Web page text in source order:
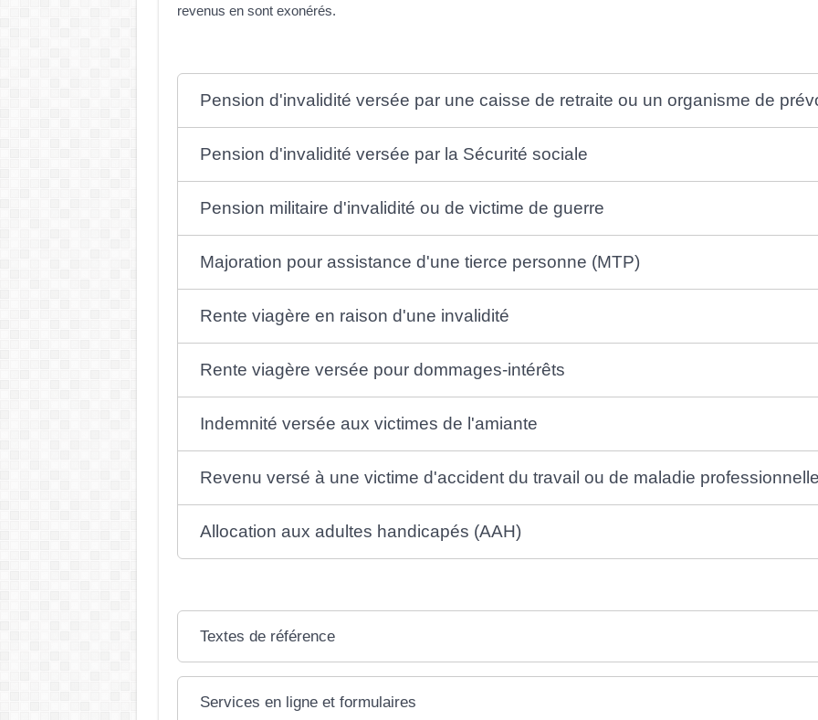
revenus en sont exonérés.
Pension d'invalidité versée par une caisse de retraite ou un organisme de
Pension d'invalidité versée par la Sécurité sociale
Pension militaire d'invalidité ou de victime de guerre
Majoration pour assistance d'une tierce personne (MTP)
Rente viagère en raison d'une invalidité
Rente viagère versée pour dommages-intérêts
Indemnité versée aux victimes de l'amiante
Revenu versé à une victime d'accident du travail ou de maladie
Allocation aux adultes handicapés (AAH)
Textes de référence
Services en ligne et formulaires